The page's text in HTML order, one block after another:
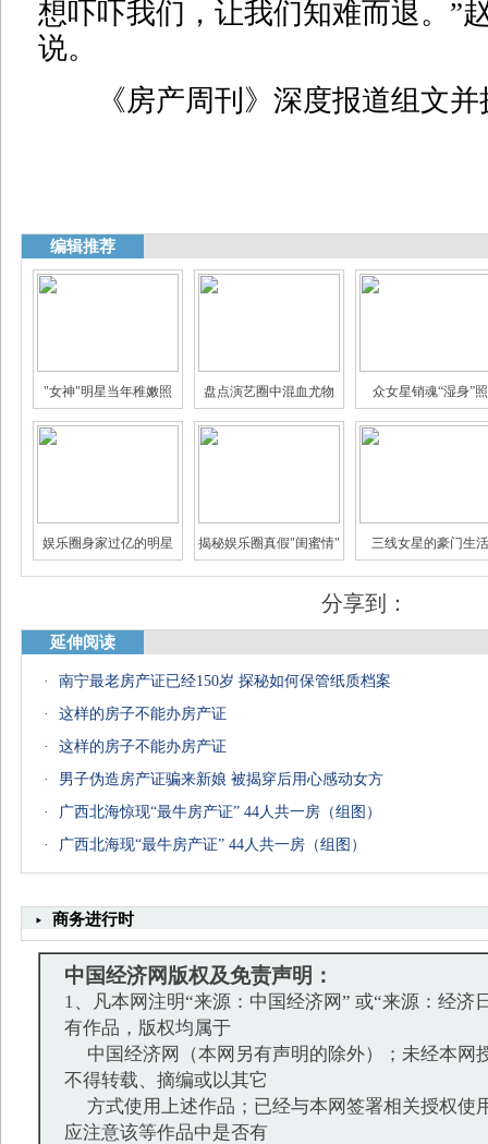
想吓吓我们，让我们知难而退。”
说。
《房产周刊》深度报道组文并
编辑推荐
"女神"明星当年稚嫩照 盘点演艺圈中混血尤物 众女星销魂“湿身”照
娱乐圈身家过亿的明星 揭秘娱乐圈真假"闺蜜情" 三线女星的豪门生活
盘点女星中的十大美腿 宅男女神素颜太坑爹 盘点港台“十大美腿”
分享到：
延伸阅读
·
南宁最老房产证已经150岁 探秘如何保管纸质档案
·
这样的房子不能办房产证
·
这样的房子不能办房产证
·
男子伪造房产证骗来新娘 被揭穿后用心感动女方
·
广西北海惊现“最牛房产证” 44人共一房（组图）
·
广西北海现“最牛房产证” 44人共一房（组图）
商务进行时
中国经济网版权及免责声明：
1、凡本网注明“来源：中国经济网” 或“来源：经济
有作品，版权均属于
中国经济网（本网另有声明的除外）；未经本网
不得转载、摘编或以其它
方式使用上述作品；已经与本网签署相关授权使
应注意该等作品中是否有